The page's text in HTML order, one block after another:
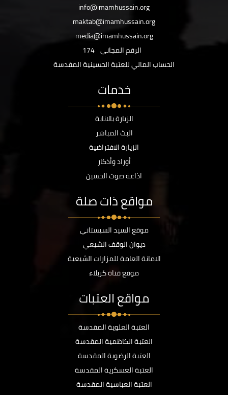
info@imamhussain.org
maktab@imamhussain.org
media@imamhussain.org
الرقم المجاني 174
الحساب المالي للعتبة الحسينية المقدسة
خدمات
الزيارة بالانابة
البث المباشر
الزيارة الافتراضية
أوراد وأذكار
اذاعة صوت الحسين
مواقع ذات صلة
موقع السيد السيستاني
ديوان الوقف الشيعي
الامانة العامة للمزارات الشيعية
موقع قناة كربلاء
مواقع العتبات
العتبة العلوية المقدسة
العتبة الكاظمية المقدسة
العتبة الرضوية المقدسة
العتبة العسكرية المقدسة
العتبة العباسية المقدسة